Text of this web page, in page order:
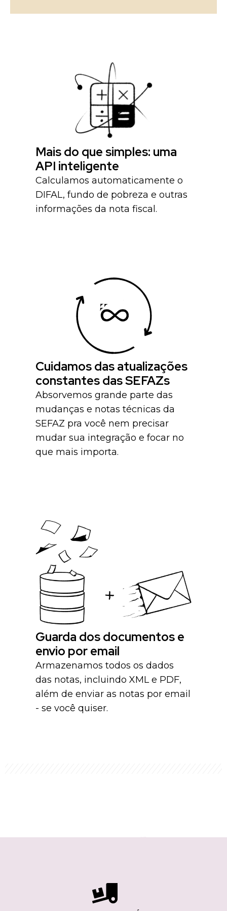
Mais do que simples: uma
API inteligente
Calculamos automaticamente o
DIFAL, fundo de pobreza e outras
informações da nota fiscal.
Cuidamos das atualizações
constantes das SEFAZs
Absorvemos grande parte das
mudanças e notas técnicas da
SEFAZ pra você nem precisar
mudar sua integração e focar no
que mais importa.
Guarda dos documentos e
envio por email
Armazenamos todos os dados
das notas, incluindo XML e PDF,
além de enviar as notas por email
- se você quiser.